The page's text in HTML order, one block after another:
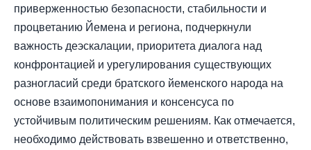
приверженностью безопасности, стабильности и
процветанию Йемена и региона, подчеркнули
важность деэскалации, приоритета диалога над
конфронтацией и урегулирования существующих
разногласий среди братского йеменского народа на
основе взаимопонимания и консенсуса по
устойчивым политическим решениям. Как отмечается,
необходимо действовать взвешенно и ответственно,